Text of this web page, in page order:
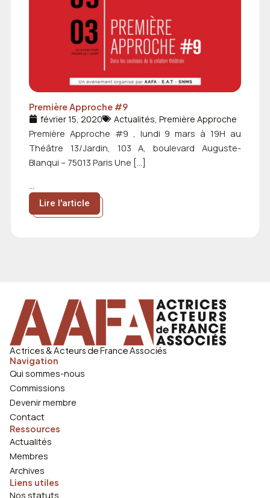
Première Approche #9
février 15, 2020 Actualités ,Première Approche
Première Approche #9 , lundi 9 mars à 19H au
Théâtre 13/Jardin, 103 A, boulevard Auguste-
Blanqui – 75013 Paris Une […]
...
Lire l'article
Actrices & Acteurs de France Associés
Navigation
Qui sommes-nous
Commissions
Devenir membre
Contact
Ressources
Actualités
Membres
Archives
Liens utiles
Nos statuts